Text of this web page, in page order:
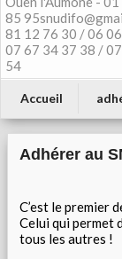
85
81 12 76 30 / 06
07 67 34 37 38 /
54
Accueil
Adhérer au
C’est le premier
Celui qui permet
tous les autres !